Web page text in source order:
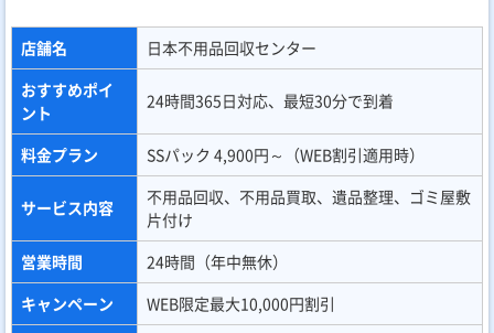
店舗名
日本不用品回収センター
おすすめポイ
ント
24時間365日対応、最短30分で到着
料金プラン SSパック 4,900円～（WEB割引適用時）
サービス内容
不用品回収、不用品買取、遺品整理、ゴミ屋敷
片付け
営業時間
24時間（年中無休）
キャンペーン
WEB限定最大10,000円割引